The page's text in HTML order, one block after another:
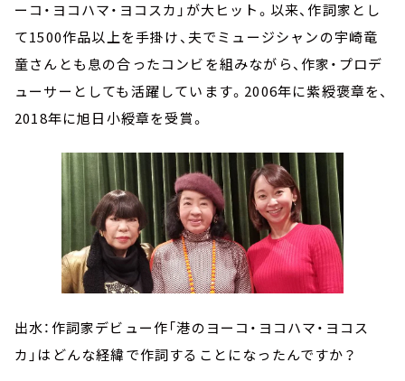
ーコ・ヨコハマ・ヨコスカ」が大ヒット。以来、作詞家とし
て1500作品以上を手掛け、夫でミュージシャンの宇崎竜
童さんとも息の合ったコンビを組みながら、作家・プロデ
ューサーとしても活躍しています。2006年に紫綬褒章を、
2018年に旭日小綬章を受賞。
出水：作詞家デビュー作「港のヨーコ・ヨコハマ・ヨコス
カ」はどんな経緯で作詞することになったんですか？